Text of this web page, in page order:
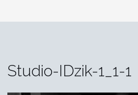
Studio-IDzik-1_1-1